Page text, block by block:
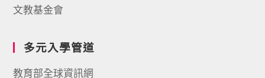
文教基金會
多元入學管道
教育部全球資訊網